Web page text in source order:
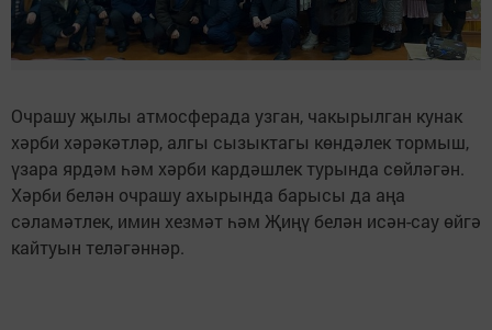
Очрашу җылы атмосферада узган, чакырылган кунак
хәрби хәрәкәтләр, алгы сызыктагы көндәлек тормыш,
үзара ярдәм һәм хәрби кардәшлек турында сөйләгән.
Хәрби белән очрашу ахырында барысы да аңа
сәламәтлек, имин хезмәт һәм Җиңү белән исән-сау өйгә
кайтуын теләгәннәр.